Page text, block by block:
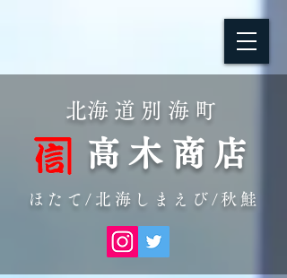
​北海道別海町
高木商店
ほたて/北海しまえび/秋鮭